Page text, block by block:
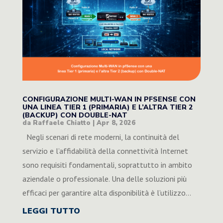
CONFIGURAZIONE MULTI-WAN IN PFSENSE CON
UNA LINEA TIER 1 (PRIMARIA) E L’ALTRA TIER 2
(BACKUP) CON DOUBLE-NAT
da Raffaele Chiatto | Apr 8, 2026
Negli scenari di rete moderni, la continuità del
servizio e l’affidabilità della connettività Internet
sono requisiti fondamentali, soprattutto in ambito
aziendale o professionale. Una delle soluzioni più
efficaci per garantire alta disponibilità è l’utilizzo...
LEGGI TUTTO